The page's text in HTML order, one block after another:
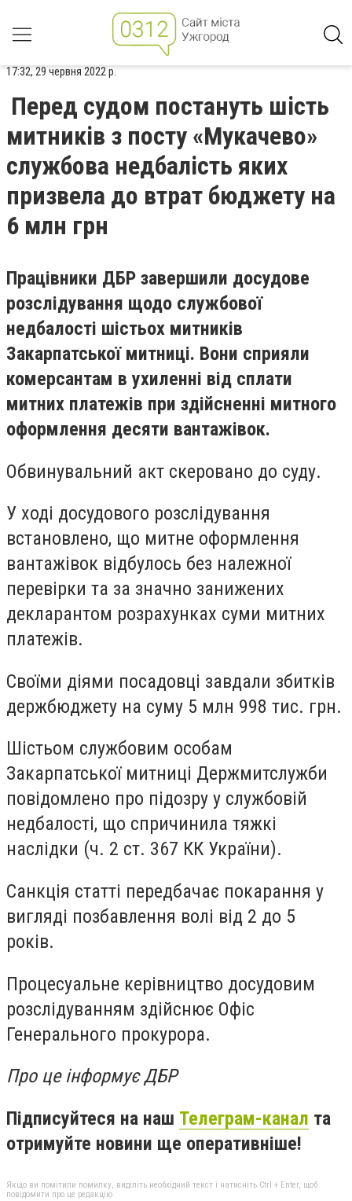
17:32, 29 червня 2022 р.
Перед судом постануть шість
митників з посту «Мукачево»
службова недбалість яких
призвела до втрат бюджету на
6 млн грн
Працівники ДБР завершили досудове
розслідування щодо службової
недбалості шістьох митників
Закарпатської митниці. Вони сприяли
комерсантам в ухиленні від сплати
митних платежів при здійсненні митного
оформлення десяти вантажівок.
Обвинувальний акт скеровано до суду.
У ході досудового розслідування
встановлено, що митне оформлення
вантажівок відбулось без належної
перевірки та за значно занижених
декларантом розрахунках суми митних
платежів.
Своїми діями посадовці завдали збитків
держбюджету на суму 5 млн 998 тис. грн.
Шістьом службовим особам
Закарпатської митниці Держмитслужби
повідомлено про підозру у службовій
недбалості, що спричинила тяжкі
наслідки (ч. 2 ст. 367 КК України).
Санкція статті передбачає покарання у
вигляді позбавлення волі від 2 до 5
років.
Процесуальне керівництво досудовим
розслідуванням здійснює Офіс
Генерального прокурора.
Про це інформує ДБР
Підписуйтеся на наш Телеграм-канал та
отримуйте новини ще оперативніше!
Якщо ви помітили помилку, виділіть необхідний текст і натисніть Ctrl + Enter, щоб
повідомити про це редакцію